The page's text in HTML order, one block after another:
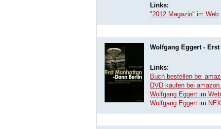
Links:
"2012 Magazin" im Web
Wolfgang Eggert -
Links:
Buch bestellen bei
DVD kaufen bei
Wolfgang Eggert im Web
Wolfgang Eggert im